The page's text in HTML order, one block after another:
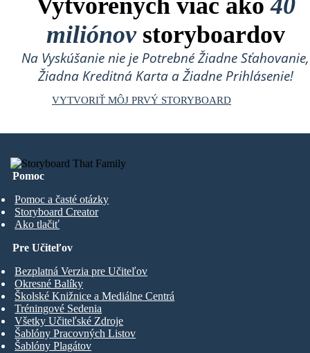
Vytvorených viac ako40
miliónovstoryboardov
Na Vyskúšanie nie je Potrebné Žiadne Sťahovanie,
Žiadna Kreditná Karta a Žiadne Prihlásenie!
VYTVORIŤ MÔJ PRVÝ STORYBOARD
Pomoc
Pomoc a časté otázky
Storyboard Creator
Ako tlačiť
Pre Učiteľov
Bezplatná Verzia pre Učiteľov
Okresné Balíky
Školské Knižnice a Mediálne Centrá
Tréningové Sedenia
Všetky Učiteľské Zdroje
Šablóny Pracovných Listov
Šablóny Plagátov